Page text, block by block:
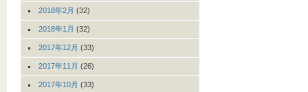
2018年2月 (32)
2018年1月 (32)
2017年12月 (33)
2017年11月 (26)
2017年10月 (33)